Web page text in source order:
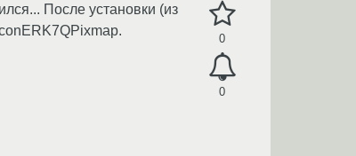
0
0
После установки (из